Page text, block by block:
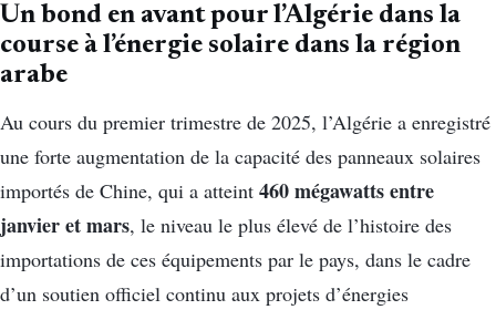
Un bond en avant pour l’Algérie dans la
course à l’énergie solaire dans la région
arabe
Au cours du premier trimestre de 2025, l’Algérie a enregistré
une forte augmentation de la capacité des panneaux solaires
importés de Chine, qui a atteint 460 mégawatts entre
janvier et mars, le niveau le plus élevé de l’histoire des
importations de ces équipements par le pays, dans le cadre
d’un soutien officiel continu aux projets d’énergies